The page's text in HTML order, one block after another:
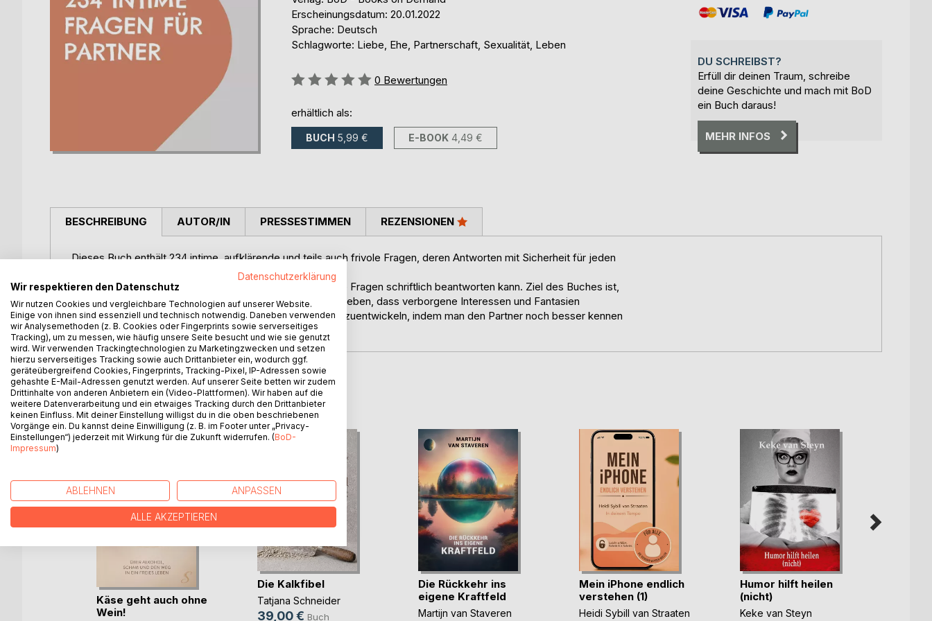
Erscheinungsdatum: 20.01.2022
Sprache: Deutsch
Schlagworte: Liebe, Ehe, Partnerschaft, Sexualität, Leben
Bewertung::
0 Bewertungen
erhältlich als:
BUCH 5,99 € E-BOOK 4,49 €
DU SCHREIBST?
Erfüll dir deinen Traum, schreibe
deine Geschichte und mach mit BoD
ein Buch daraus!
MEHR INFOS
BESCHREIBUNG
Dieses Buch enthält 234 intime, aufklärende und teils auch frivole Fragen, deren Antworten mit Sicherheit für jeden
Das Buch verzichtet bewusst auf Felder, in denen man die Fragen schriftlich beantworten kann. Ziel des Buches ist,
dass sich die Partner über die Fragen in ein Gespräch begeben, dass verborgene Interessen und Fantasien
aufdeckt und es somit leichter wird, die Beziehung weiterzuentwickeln, indem man den Partner noch besser kennen
lernt.
AUTOR/IN PRESSESTIMMEN REZENSIONEN
WEITERE TITEL BEIBoD
Käse geht auch ohne
Wein!
Die Kalkfibel
Tatjana Schneider
39,00 € Buch
Die Rückkehr ins
eigene Kraftfeld
Martijn van Staveren
Mein iPhone endlich
verstehen (1)
Heidi Sybill van Straaten
Humor hilft heilen
(nicht)
Keke van Steyn
Datenschutzerklärung
Wir respektieren den Datenschutz
Wir nutzen Cookies und vergleichbare Technologien auf unserer Website.
Einige von ihnen sind essenziell und technisch notwendig. Daneben verwenden
wir Analysemethoden (z. B. Cookies oder Fingerprints sowie serverseitiges
Tracking), um zu messen, wie häufig unsere Seite besucht und wie sie genutzt
wird. Wir verwenden Trackingtechnologien zu Marketingzwecken und setzen
hierzu serverseitiges Tracking sowie auch Drittanbieter ein, wodurch ggf.
geräteübergreifend Cookies, Fingerprints, Tracking-Pixel, IP-Adressen sowie
gehashte E-Mail-Adressen genutzt werden. Auf unserer Seite betten wir zudem
Drittinhalte von anderen Anbietern ein (Video-Plattformen). Wir haben auf die
weitere Datenverarbeitung und ein etwaiges Tracking durch den Drittanbieter
keinen Einfluss. Mit deiner Einstellung willigst du in die oben beschriebenen
Vorgänge ein. Du kannst deine Einwilligung (z. B. im Footer unter „Privacy-
Einstellungen“) jederzeit mit Wirkung für die Zukunft widerrufen. (BoD-
Impressum)
ABLEHNEN ANPASSEN
ALLE AKZEPTIEREN